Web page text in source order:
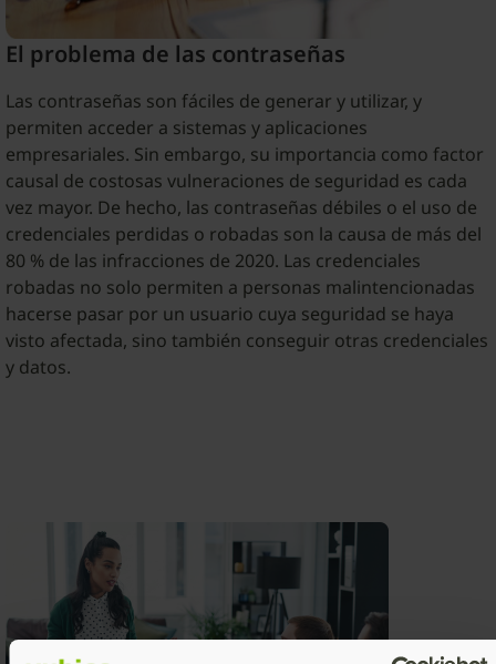
El problema de las contraseñas
Las contraseñas son fáciles de generar y utilizar, y
permiten acceder a sistemas y aplicaciones
empresariales. Sin embargo, su importancia como factor
causal de costosas vulneraciones de seguridad es cada
vez mayor. De hecho, las contraseñas débiles o el uso de
credenciales perdidas o robadas son la causa de más del
80 % de las infracciones de 2020. Las credenciales
robadas no solo permiten a personas malintencionadas
hacerse pasar por un usuario cuya seguridad se haya
visto afectada, sino también conseguir otras credenciales
y datos.